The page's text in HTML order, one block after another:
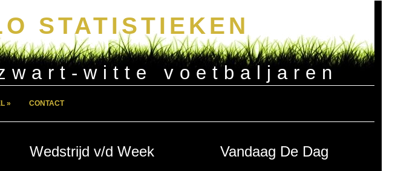
STATISTIEKEN
witte voetbaljaren
» CONTACT
Wedstrijd v/d Week Vandaag De Dag